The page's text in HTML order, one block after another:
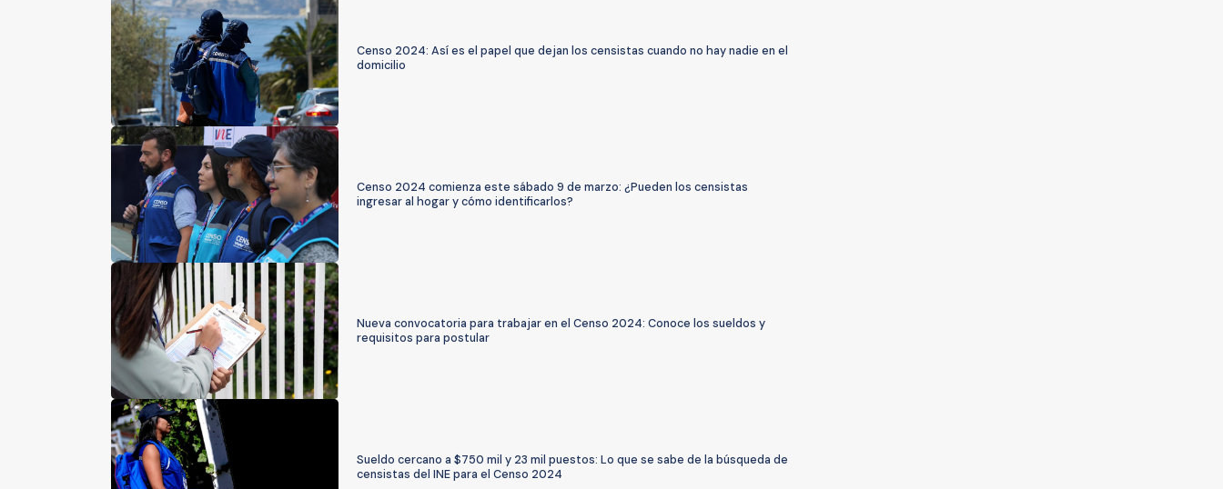
Censo 2024: Así es el papel que dejan los censistas cuando no hay nadie en el
domicilio
Censo 2024 comienza este sábado 9 de marzo: ¿Pueden los censistas
ingresar al hogar y cómo identificarlos?
Nueva convocatoria para trabajar en el Censo 2024: Conoce los sueldos y
requisitos para postular
Sueldo cercano a $750 mil y 23 mil puestos: Lo que se sabe de la búsqueda de
censistas del INE para el Censo 2024